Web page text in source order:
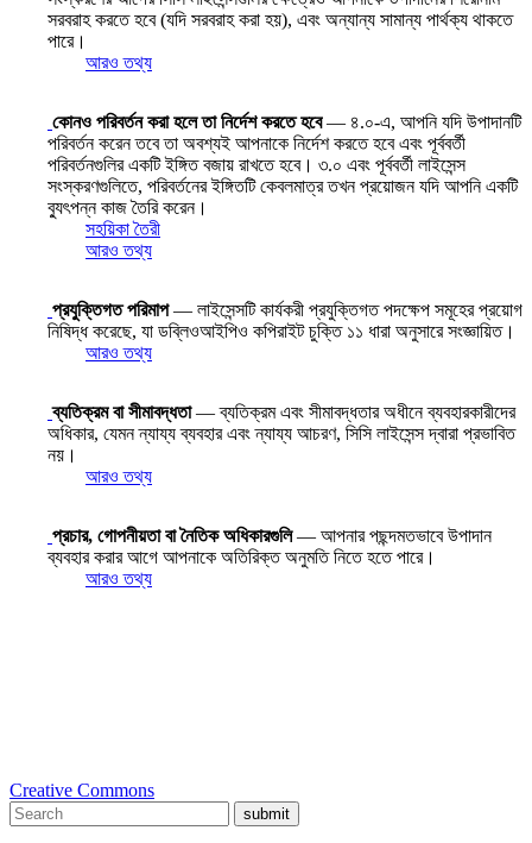
সরবরাহ করতে হবে (যদি সরবরাহ করা হয়), এবং অন্যান্য সামান্য পার্থক্য থাকতে
পারে।
আরও তথ্য
কোনও পরিবর্তন করা হলে তা নির্দেশ করতে হবে— ৪.০-এ, আপনি যদি উপাদানটি
পরিবর্তন করেন তবে তা অবশ্যই আপনাকে নির্দেশ করতে হবে এবং পূর্ববর্তী
পরিবর্তনগুলির একটি ইঙ্গিত বজায় রাখতে হবে। ৩.০ এবং পূর্ববর্তী লাইসেন্স
সংস্করণগুলিতে, পরিবর্তনের ইঙ্গিতটি কেবলমাত্র তখন প্রয়োজন যদি আপনি একটি
ব্যুৎপন্ন কাজ তৈরি করেন।
সহয়িকা তৈরী
আরও তথ্য
প্রযুক্তিগত পরিমাপ— লাইসেন্সটি কার্যকরী প্রযুক্তিগত পদক্ষেপ সমূহের প্রয়োগ
নিষিদ্ধ করেছে, যা ডব্লিওআইপিও কপিরাইট চুক্তি ১১ ধারা অনুসারে সংজ্ঞায়িত।
আরও তথ্য
ব্যতিক্রম বা সীমাবদ্ধতা— ব্যতিক্রম এবং সীমাবদ্ধতার অধীনে ব্যবহারকারীদের
অধিকার, যেমন ন্যায্য ব্যবহার এবং ন্যায্য আচরণ, সিসি লাইসেন্স দ্বারা প্রভাবিত
নয়।
আরও তথ্য
প্রচার, গোপনীয়তা বা নৈতিক অধিকারগুলি— আপনার পছন্দমতভাবে উপাদান
ব্যবহার করার আগে আপনাকে অতিরিক্ত অনুমতি নিতে হতে পারে।
আরও তথ্য
Creative Commons
submit